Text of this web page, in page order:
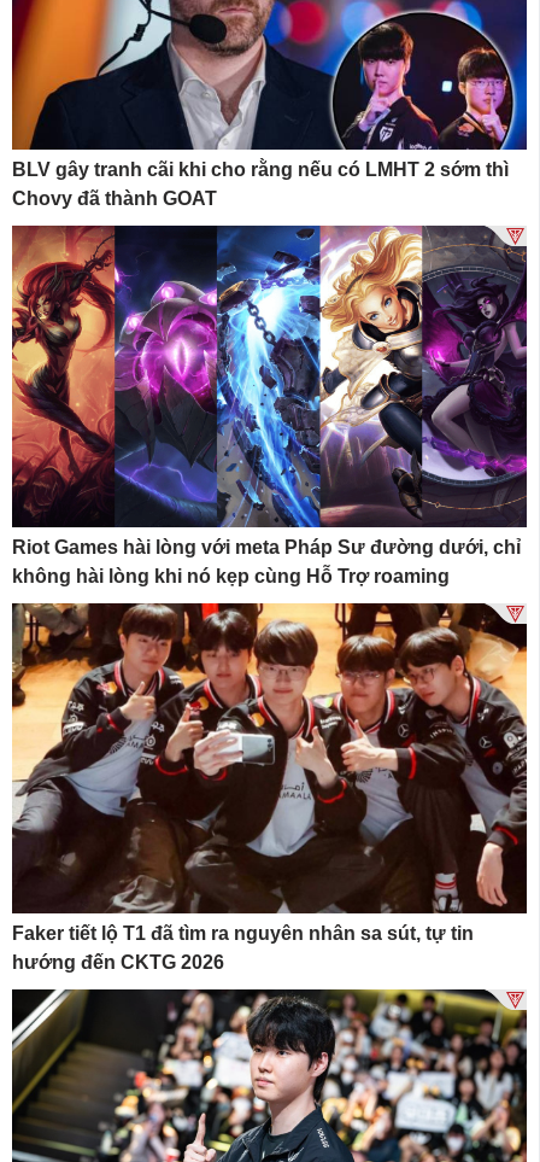
BLV gây tranh cãi khi cho rằng nếu có LMHT 2 sớm thì
Chovy đã thành GOAT
Riot Games hài lòng với meta Pháp Sư đường dưới, chỉ
không hài lòng khi nó kẹp cùng Hỗ Trợ roaming
Faker tiết lộ T1 đã tìm ra nguyên nhân sa sút, tự tin
hướng đến CKTG 2026